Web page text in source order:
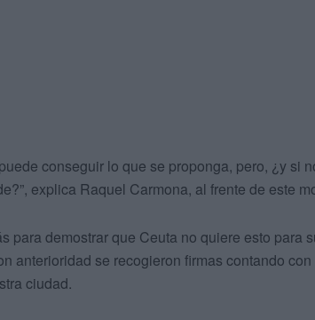
conseguir lo que se proponga, pero, ¿y si
explica Raquel Carmona, al frente de este
para demostrar que Ceuta no quiere esto para
anterioridad se recogieron firmas contando
ciudad.